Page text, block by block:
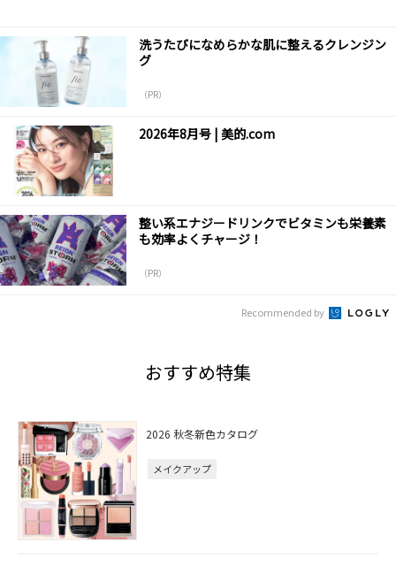
洗うたびになめらかな肌に整えるクレンジン
グ
（PR）
2026年8月号 | 美的.com
整い系エナジードリンクでビタミンも栄養素
も効率よくチャージ！
（PR）
Recommended by
おすすめ特集
2026 秋冬新色カタログ
メイクアップ